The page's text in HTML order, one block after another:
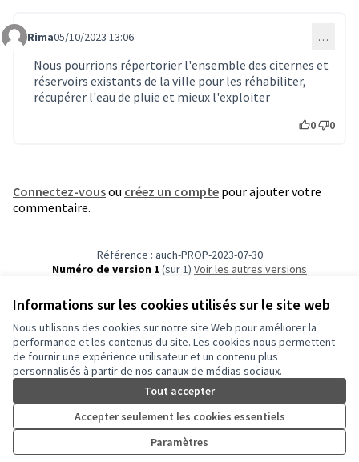
Informations sur les cookies utilisés sur le site web
Nous utilisons des cookies sur notre site Web pour améliorer la
performance et les contenus du site. Les cookies nous permettent
de fournir une expérience utilisateur et un contenu plus
personnalisés à partir de nos canaux de médias sociaux.
Tout accepter
Accepter seulement les cookies essentiels
Paramètres
Commentaire 240
Rima05/10/2023 13:06 …
Nous pourrions répertorier l'ensemble des citernes et
réservoirs existants de la ville pour les réhabiliter,
récupérer l'eau de pluie et mieux l'exploiter
0 0
Connectez-vousou créez un compte pour ajouter votre
commentaire.
Référence : auch-PROP-2023-07-30
Numéro de version 1(sur 1)
voir les autres versions
Conditions d'utilisation
Paramètres des cookies
Auch - Agir pour ma ville sur Facebook
(Lien externe)
Auch - Agir pour ma ville sur Instagram
Site réalisé grâce aulogiciel libre Decidim .
Licence
(Lien